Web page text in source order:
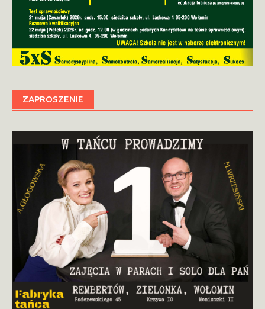
ZAPROSZENIE